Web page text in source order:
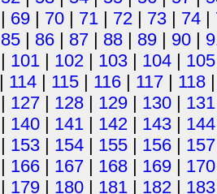
| 69 | 70 | 71 | 72 | 73 | 74 |
85 | 86 | 87 | 88 | 89 | 90 |
| 101 | 102 | 103 | 104 | 105
| 114 | 115 | 116 | 117 | 118
| 127 | 128 | 129 | 130 | 131
| 140 | 141 | 142 | 143 | 144
| 153 | 154 | 155 | 156 | 157
| 166 | 167 | 168 | 169 | 170
| 179 | 180 | 181 | 182 | 183